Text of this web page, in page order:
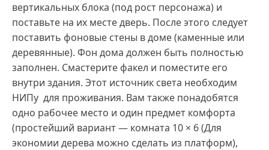
вертикальных блока (под рост персонажа) и
поставьте на их месте дверь. После этого следует
поставить фоновые стены в доме (каменные или
деревянные). Фон дома должен быть полностью
заполнен. Смастерите факел и поместите его
внутри здания. Этот источник света необходим
НИПу для проживания. Вам также понадобятся
одно рабочее место и один предмет комфорта
(простейший вариант — комната 10 × 6 (Для
экономии дерева можно сделать из платформ),